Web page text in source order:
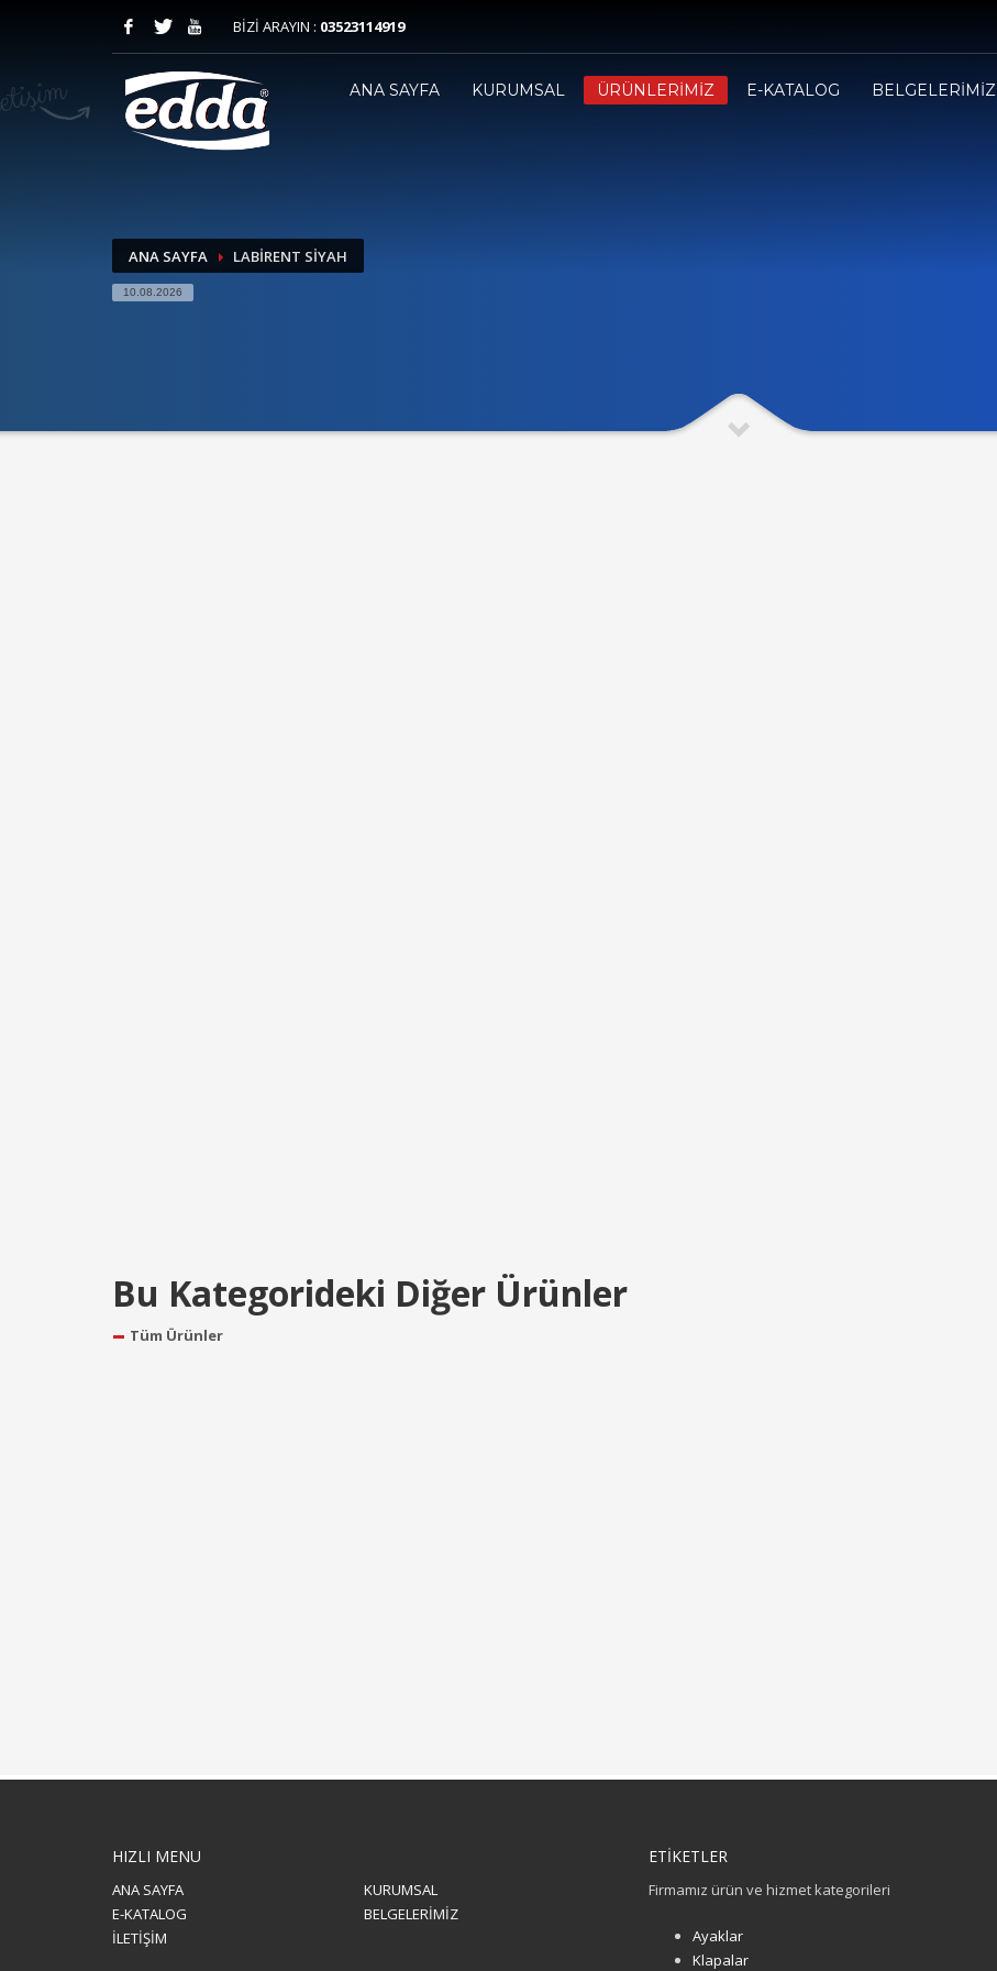
BİZİ ARAYIN : 03523114919
ANA SAYFA KURUMSAL ÜRÜNLERİMİZ E-KATALOG BELGELERİMİZ
ANA SAYFA LABIRENT SIYAH
10.08.2026
Bu Kategorideki Diğer Ürünler
Tüm Ürünler
HIZLI MENU
ANA SAYFA
KURUMSAL
E-KATALOG
BELGELERİMİZ
İLETİŞİM
ETİKETLER
Firmamız ürün ve hizmet kategorileri
Ayaklar
Klapalar